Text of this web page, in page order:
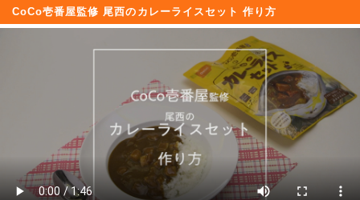
CoCo壱番屋監修 尾西のカレーライスセット 作り方